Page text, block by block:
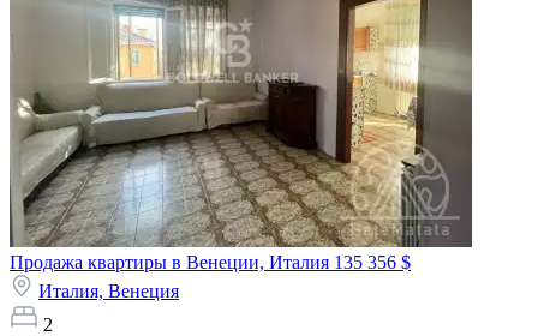
Продажа квартиры в Венеции, Италия 135 356 $
Италия, Венеция
2